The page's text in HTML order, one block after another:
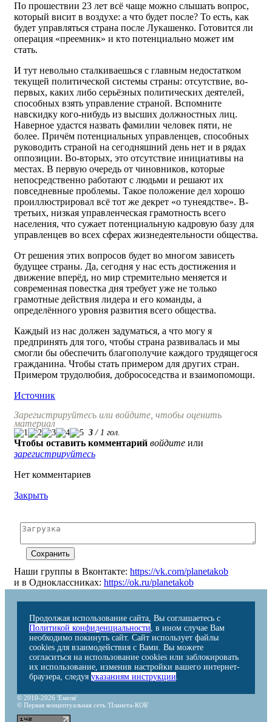
По прошествии 23 лет всё чаще можно слышать вопрос,
который висит в воздухе: а что будет после? То есть, как
будет управляться страна после Лукашенко. Готовится ли
операция «преемник» и кто потенциально может им
стать.
И тут невольно сталкиваешься с главным недостатком
текущей политической системы страны: отсутствие, во-
первых, каких либо серьёзных политических деятелей,
способных взять управление страной. Вспомните
навскидку кого-нибудь из высших должностных лиц.
Наверное удастся назвать фамилии человек пяти, не
более. Причём потенциальных управленцев, способных
руководить страной на сегодняшний день нет и в рядах
оппозиции. Во-вторых, это отсутствие инициативы на
местах. В первую очередь от чиновников, которые
непосредственно работают с людьми и решают их
повседневные проблемы. Такое положение дел хорошо
проиллюстрировал всё тот же декрет «о тунеядстве». В-
третьих, низкая управленческая грамотность всего
населения, что сужает потенциальную кадровую базу для
управленцев во всех сферах жизнедеятельности общества.
От решения этих вопросов будет во многом зависеть
будущее страны. Да, сегодня у нас есть достижения и
движение вперёд, но мир стремительно меняется и
современная повестка дня требует уже не только
грамотные действия лидера и его команды, а
определённого уровня развития всего общества.
Каждый из нас должен задуматься, а что могу я
предпринять для того, чтобы страна развивалась и мы
смогли бы обеспечить благополучие каждого трудящегося
гражданина. Чтобы стать примером для других стран.
Примером трудолюбия, добрососедства и взаимопомощи.
Источник
Зарегистрируйтесь или войдите, чтобы оценить
материал
3 / 1 гол.
Чтобы оставить комментарий войдите или
зарегистрируйтесь
Нет комментариев
Закрыть
Наши группы в Вконтакте: https://vk.com/planetakob
и в Одноклассниках: https://ok.ru/planetakob
Продолжая использование сайта, Вы соглашаетесь с
Политикой конфиденциальности, в ином случае Вам
необходимо покинуть сайт. Сайт использует файлы
cookies для взаимодействия с Вами. Вы можете
согласиться на использование cookies или заблокировать
их использование, изменив настройки вашего интернет-
браузера, следуя указаниям инструкции.
© 2010-2026 'Емеля'
© Первая концептуальная сеть 'Планета-КОБ'